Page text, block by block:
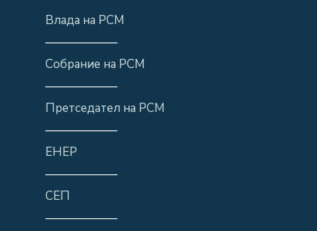
Влада на РСМ
——————
Собрание на РСМ
——————
Претседател на РСМ
——————
ЕНЕР
——————
СЕП
——————